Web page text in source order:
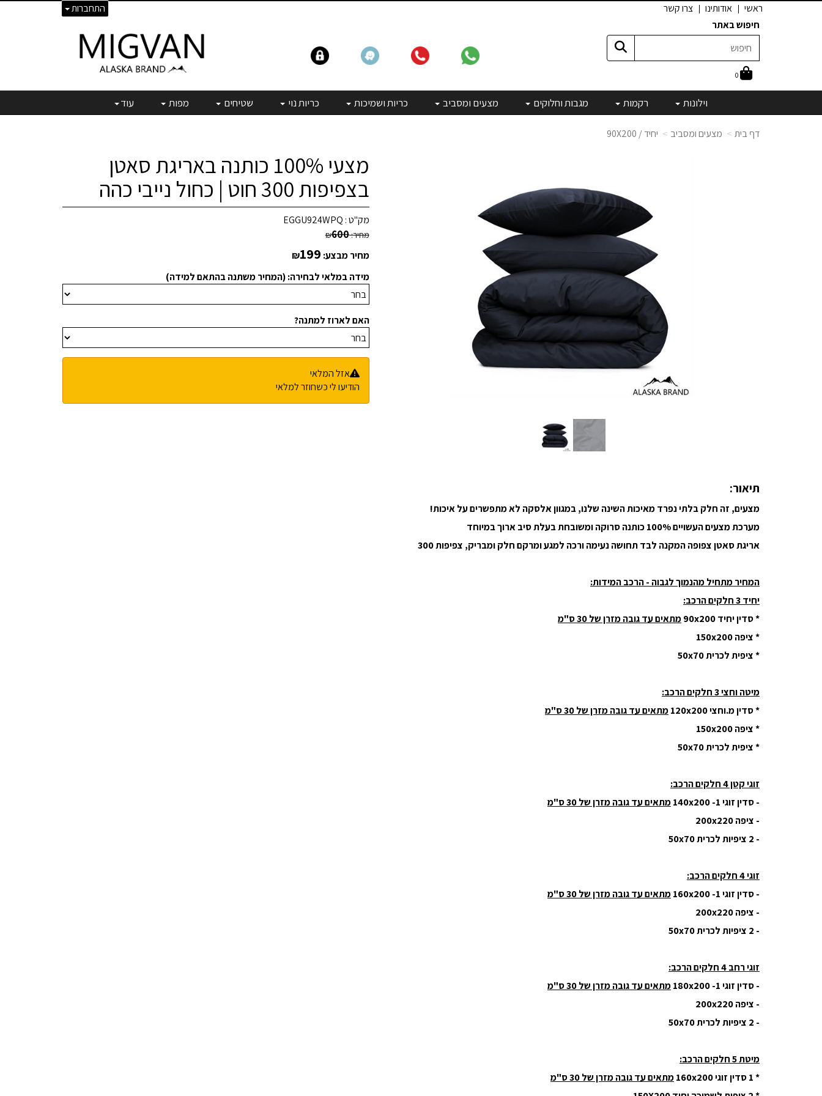
התחברות ראשי אודותינו
צרו קשר
חיפוש באתר
0
וילונות רקמות מגבות וחלוקים מצעים ומסביב כריות ושמיכות כריות נוי שטיחים מפות עוד
דף בית מצעים ומסביב יחיד / 90X200
מצעי 100% כותנה באריגת סאטן
בצפיפות 300 חוט | כחול נייבי כהה
מק"ט : EGGU924WPQ
מחיר: ₪600
מחיר מבצע: ₪199
מידה במלאי לבחירה: (המחיר משתנה בהתאם למידה)
האם לארוז למתנה?
אזל המלאי
הודיעו לי כשחוזר למלאי
תיאור:
מצעים, זה חלק בלתי נפרד מאיכות השינה שלנו, במגוון אלסקה לא מתפשרים על איכות!
מערכת מצעים העשויים 100% כותנה סרוקה ומשובחת בעלת סיב ארוך במיוחד
אריגת סאטן צפופה המקנה לבד תחושה נעימה ורכה למגע ומרקם חלק ומבריק, צפיפות 300
המחיר מתחיל מהנמוך לגבוה - הרכב המידות:
יחיד 3 חלקים הרכב:
* סדין יחיד 90x200
מתאים עד גובה מזרן של 30 ס"מ
* ציפה 150x200
* ציפית לכרית 50x70
מיטה וחצי 3 חלקים הרכב:
* סדין מ.וחצי 120x200
מתאים עד גובה מזרן של 30 ס"מ
* ציפה 150x200
* ציפית לכרית 50x70
זוגי קטן 4 חלקים הרכב:
- סדין זוגי 140x200 -1
מתאים עד גובה מזרן של 30 ס"מ
- ציפה 200x220
- 2 ציפיות לכרית 50x70
זוגי 4 חלקים הרכב:
- סדין זוגי 160x200 -1
מתאים עד גובה מזרן של 30 ס"מ
- ציפה 200x220
- 2 ציפיות לכרית 50x70
זוגי רחב 4 חלקים הרכב:
- סדין זוגי 180x200 -1
מתאים עד גובה מזרן של 30 ס"מ
- ציפה 200x220
- 2 ציפיות לכרית 50x70
מיטת 5 חלקים הרכב:
* 1 סדין זוגי 160x200
מתאים עד גובה מזרן של 30 ס"מ